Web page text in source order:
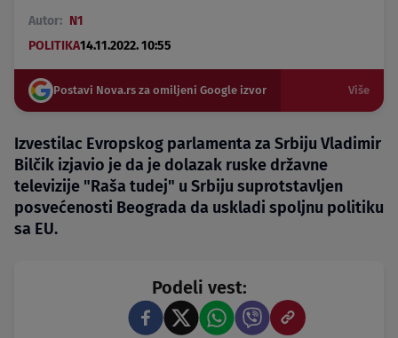
Autor: N1
POLITIKA14.11.2022. 10:55
Postavi Nova.rs za omiljeni Google izvor Više
Izvestilac Evropskog parlamenta za Srbiju Vladimir
Bilčik izjavio je da je dolazak ruske državne
televizije "Raša tudej" u Srbiju suprotstavljen
posvećenosti Beograda da uskladi spoljnu politiku
sa EU.
Podeli vest: